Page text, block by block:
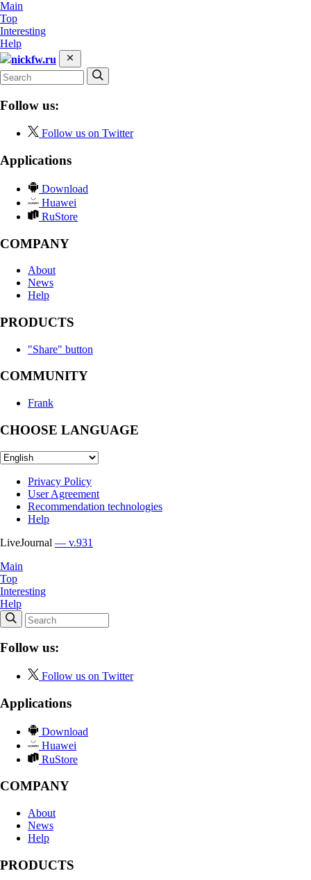
Main
Top
Interesting
Help
nickfw.ru
Follow us:
Follow us on Twitter
Applications
Download
Huawei
RuStore
COMPANY
About
News
Help
PRODUCTS
"Share" button
COMMUNITY
Frank
CHOOSE LANGUAGE
Privacy Policy
User Agreement
Recommendation technologies
Help
LiveJournal — v.931
Main
Top
Interesting
Help
Follow us:
Follow us on Twitter
Applications
Download
Huawei
RuStore
COMPANY
About
News
Help
PRODUCTS